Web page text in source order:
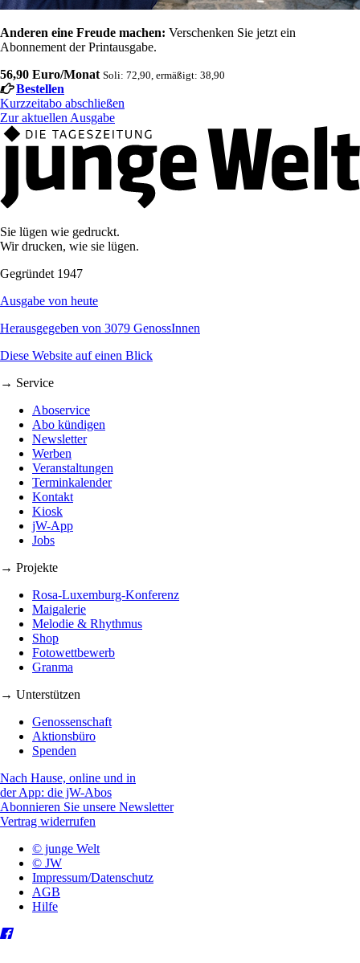
Anderen eine Freude machen: Verschenken Sie jetzt ein
Abonnement der Printausgabe.
56,90 Euro/Monat Soli: 72,90, ermäßigt: 38,90
Bestellen
Kurzzeitabo abschließen
Zur aktuellen Ausgabe
Sie lügen wie gedruckt.
Wir drucken, wie sie lügen.
Gegründet 1947
Ausgabe von heute
Herausgegeben von 3079 GenossInnen
Diese Website auf einen Blick
→ Service
Aboservice
Abo kündigen
Newsletter
Werben
Veranstaltungen
Terminkalender
Kontakt
Kiosk
jW-App
Jobs
→ Projekte
Rosa-Luxemburg-Konferenz
Maigalerie
Melodie & Rhythmus
Shop
Fotowettbewerb
Granma
→ Unterstützen
Genossenschaft
Aktionsbüro
Spenden
Nach Hause, online und in
der App: die jW-Abos
Abonnieren Sie unsere Newsletter
Vertrag widerrufen
© junge Welt
© JW
Impressum/Datenschutz
AGB
Hilfe